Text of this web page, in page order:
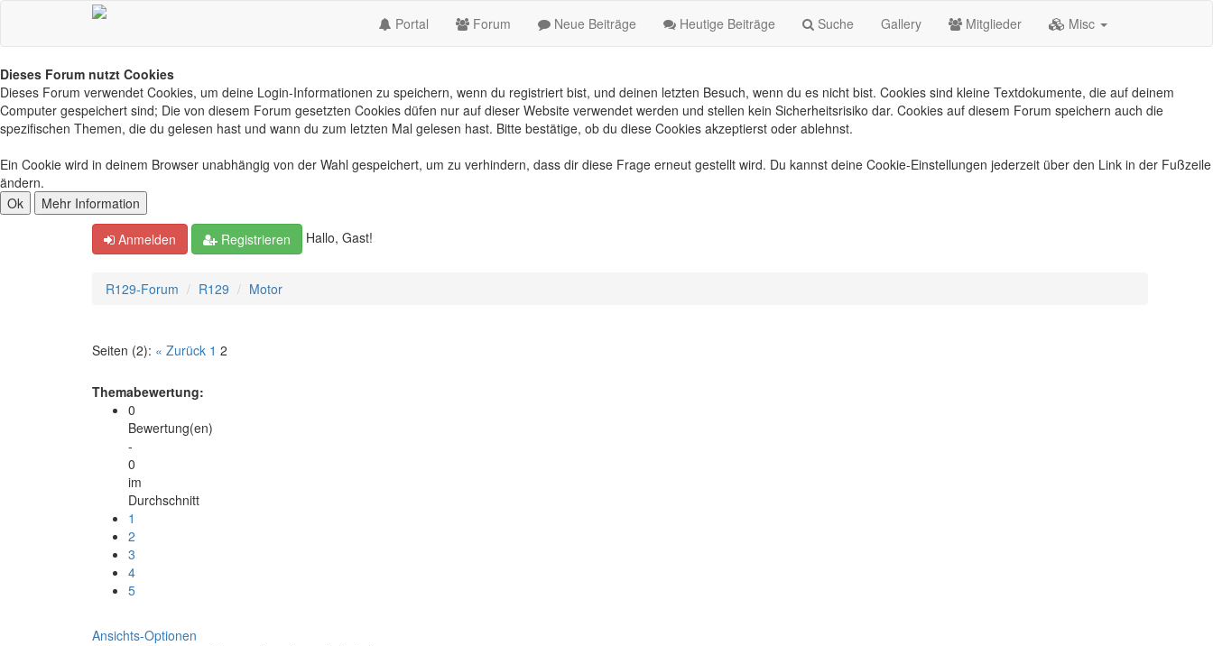
Portal Forum Neue Beiträge Heutige Beiträge Suche Gallery Mitglieder Misc
Dieses Forum nutzt Cookies
Dieses Forum verwendet Cookies, um deine Login-Informationen zu speichern, wenn du registriert bist, und deinen letzten Besuch, wenn du es nicht bist. Cookies sind kleine Textdokumente, die auf deinem
Computer gespeichert sind; Die von diesem Forum gesetzten Cookies düfen nur auf dieser Website verwendet werden und stellen kein Sicherheitsrisiko dar. Cookies auf diesem Forum speichern auch die
spezifischen Themen, die du gelesen hast und wann du zum letzten Mal gelesen hast. Bitte bestätige, ob du diese Cookies akzeptierst oder ablehnst.
Ein Cookie wird in deinem Browser unabhängig von der Wahl gespeichert, um zu verhindern, dass dir diese Frage erneut gestellt wird. Du kannst deine Cookie-Einstellungen jederzeit über den Link in der Fußzeile
ändern.
Anmelden Registrieren Hallo, Gast!
R129-Forum R129 Motor
Seiten (2): « Zurück 1 2
Themabewertung:
0
Bewertung(en)
-
0
im
Durchschnitt
1
2
3
4
5
Ansichts-Optionen